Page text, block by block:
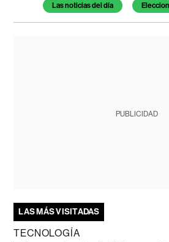
Las noticias del día
PUBLICIDAD
LAS MÁS VISITADAS
TECNOLOGÍA